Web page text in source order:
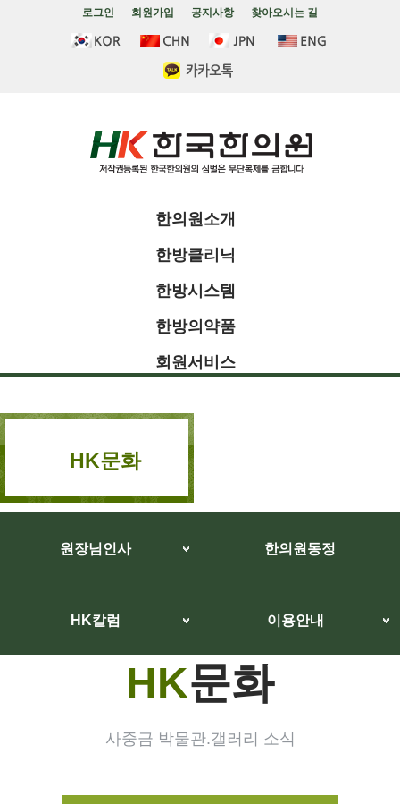
로그인 회원가입 공지사항 찾아오시는 길
한의원소개
한방클리닉
한방시스템
한방의약품
회원서비스
HK문화
원장님인사 한의원동정
HK칼럼 이용안내
HK문화
사중금 박물관.갤러리 소식